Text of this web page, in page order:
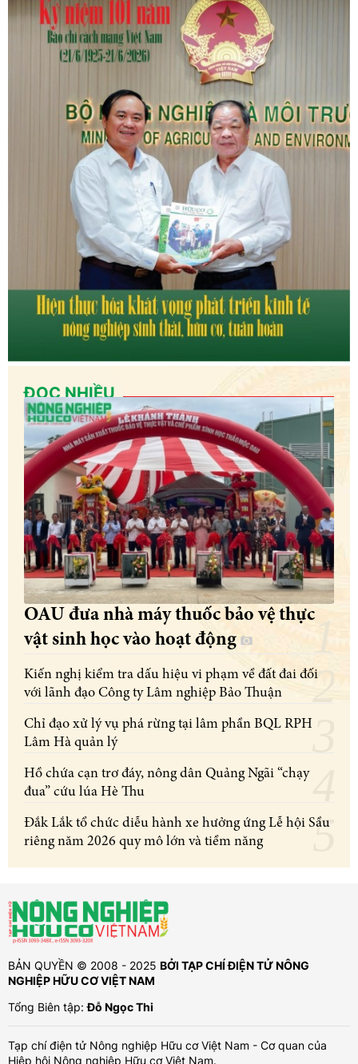
ĐỌC NHIỀU
OAU đưa nhà máy thuốc bảo vệ thực
vật sinh học vào hoạt động
Kiến nghị kiểm tra dấu hiệu vi phạm về đất đai đối
với lãnh đạo Công ty Lâm nghiệp Bảo Thuận
Chỉ đạo xử lý vụ phá rừng tại lâm phần BQL RPH
Lâm Hà quản lý
Hồ chứa cạn trơ đáy, nông dân Quảng Ngãi “chạy
đua” cứu lúa Hè Thu
Đắk Lắk tổ chức diễu hành xe hưởng ứng Lễ hội Sầu
riêng năm 2026 quy mô lớn và tiềm năng
BẢN QUYỀN © 2008 - 2025 BỞI TẠP CHÍ ĐIỆN TỬ NÔNG
NGHIỆP HỮU CƠ VIỆT NAM
Tổng Biên tập:Đỗ Ngọc Thi
Tạp chí điện tử Nông nghiệp Hữu cơ Việt Nam - Cơ quan của
Hiệp hội Nông nghiệp Hữu cơ Việt Nam.